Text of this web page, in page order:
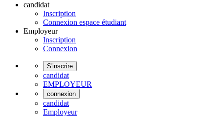
candidat
Inscription
Connexion espace étudiant
Employeur
Inscription
Connexion
S'inscrire
candidat
EMPLOYEUR
connexion
candidat
Employeur